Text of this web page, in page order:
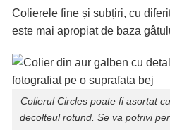
Colierele fine și subțiri, cu
este mai apropiat de baza
ColierulCirclespoate fi asortat
decolteul rotund. Se va potrivi